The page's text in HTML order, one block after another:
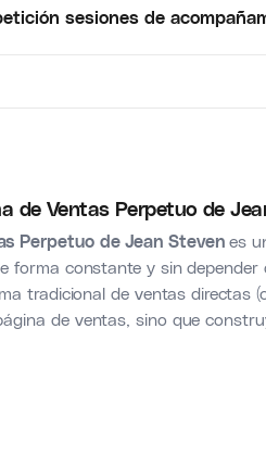
de Ventas Perpetuo de
Perpetuo de Jean Stevenes
forma constante y sin depender
tradicional de ventas directas
de ventas, sino que
sesiones de